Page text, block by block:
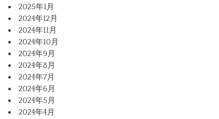
2025年1月
2024年12月
2024年11月
2024年10月
2024年9月
2024年8月
2024年7月
2024年6月
2024年5月
2024年4月